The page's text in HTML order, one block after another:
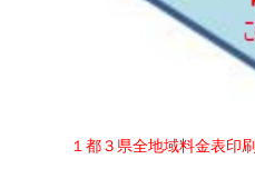
１都３県全地域料金表印刷